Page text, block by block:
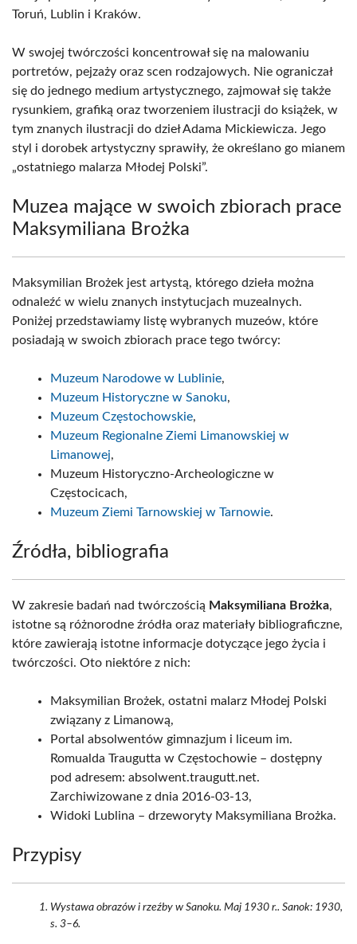
Toruń, Lublin i Kraków.
W swojej twórczości koncentrował się na malowaniu
portretów, pejzaży oraz scen rodzajowych. Nie ograniczał
się do jednego medium artystycznego, zajmował się także
rysunkiem, grafiką oraz tworzeniem ilustracji do książek, w
tym znanych ilustracji do dzieł Adama Mickiewicza. Jego
styl i dorobek artystyczny sprawiły, że określano go mianem
„ostatniego malarza Młodej Polski”.
Muzea mające w swoich zbiorach prace
Maksymiliana Brożka
Maksymilian Brożek jest artystą, którego dzieła można
odnaleźć w wielu znanych instytucjach muzealnych.
Poniżej przedstawiamy listę wybranych muzeów, które
posiadają w swoich zbiorach prace tego twórcy:
Muzeum Narodowe w Lublinie,
Muzeum Historyczne w Sanoku,
Muzeum Częstochowskie,
Muzeum Regionalne Ziemi Limanowskiej w
Limanowej,
Muzeum Historyczno-Archeologiczne w
Częstocicach,
Muzeum Ziemi Tarnowskiej w Tarnowie.
Źródła, bibliografia
W zakresie badań nad twórczością Maksymiliana Brożka,
istotne są różnorodne źródła oraz materiały bibliograficzne,
które zawierają istotne informacje dotyczące jego życia i
twórczości. Oto niektóre z nich:
Maksymilian Brożek, ostatni malarz Młodej Polski
związany z Limanową,
Portal absolwentów gimnazjum i liceum im.
Romualda Traugutta w Częstochowie – dostępny
pod adresem: absolwent.traugutt.net.
Zarchiwizowane z dnia 2016-03-13,
Widoki Lublina – drzeworyty Maksymiliana Brożka.
Przypisy
Wystawa obrazów i rzeźby w Sanoku. Maj 1930 r.. Sanok: 1930,
s. 3–6.